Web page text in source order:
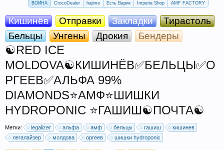
ВОЙНА CrocoDealer hajime Есть Варик Imperia Shop AMF FACTORY
Кишинёв Отправки Закладки
Тирастоль
Бельцы
Унгены Дрокия Бендеры
☯️RED ICE
MOLDOVA☯️КИШИНЁВ✅БЕЛЬЦЫ✅О
РГЕЕВ✅АЛЬФА 99%
DIAMONDS⭐АМФ⭐ШИШКИ
HYDROPONIC ⭐ГАШИШ☯️ПОЧТА☯️
Метки: legalizer альфа амф бельцы гашиш
кишинев
легалайзер
молдова оргеев шишки hydroponic